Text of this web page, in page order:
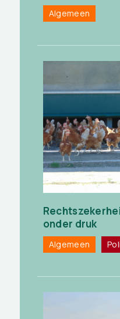
Algemeen
onder druk
Algemeen